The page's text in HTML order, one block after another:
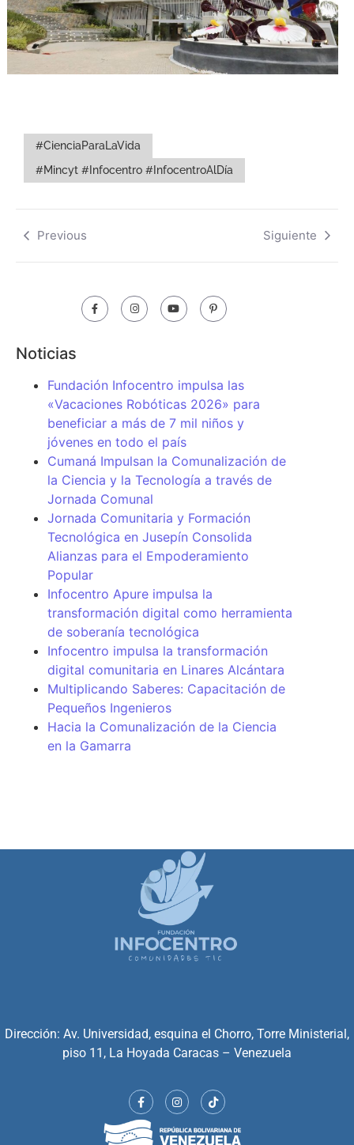
#CienciaParaLaVida
#Mincyt #Infocentro #InfocentroAlDía
Previous Siguiente
Noticias
Fundación Infocentro impulsa las
«Vacaciones Robóticas 2026» para
beneficiar a más de 7 mil niños y
jóvenes en todo el país
Cumaná Impulsan la Comunalización de
la Ciencia y la Tecnología a través de
Jornada Comunal
Jornada Comunitaria y Formación
Tecnológica en Jusepín Consolida
Alianzas para el Empoderamiento
Popular
Infocentro Apure impulsa la
transformación digital como herramienta
de soberanía tecnológica
Infocentro impulsa la transformación
digital comunitaria en Linares Alcántara
Multiplicando Saberes: Capacitación de
Pequeños Ingenieros
Hacia la Comunalización de la Ciencia
en la Gamarra
Dirección: Av. Universidad, esquina el Chorro, Torre Ministerial,
piso 11, La Hoyada Caracas – Venezuela